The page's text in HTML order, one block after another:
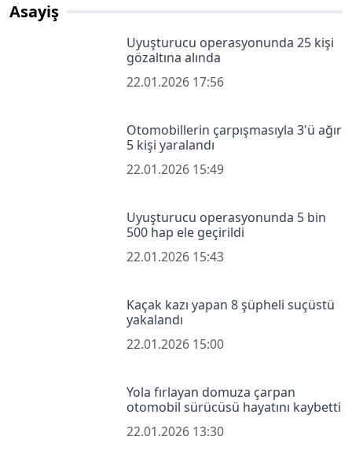
Asayiş
Uyuşturucu operasyonunda 25 kişi
gözaltına alında
22.01.2026 17:56
Otomobillerin çarpışmasıyla 3'ü ağır
5 kişi yaralandı
22.01.2026 15:49
Uyuşturucu operasyonunda 5 bin
500 hap ele geçirildi
22.01.2026 15:43
Kaçak kazı yapan 8 şüpheli suçüstü
yakalandı
22.01.2026 15:00
Yola fırlayan domuza çarpan
otomobil sürücüsü hayatını kaybetti
22.01.2026 13:30